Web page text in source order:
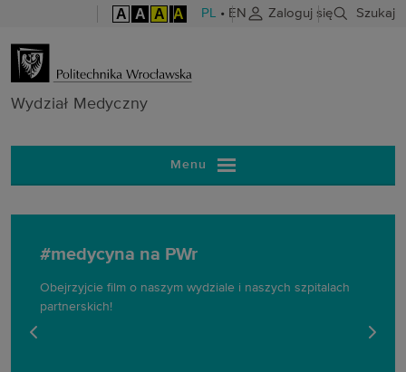
A A A A PL • EN Zaloguj się Szukaj
Wydział
Wydział Medyczny
Menu
#medycyna na PWr
Obejrzyjcie film o naszym wydziale i naszych szpitalach
partnerskich!
poprzedni slajd